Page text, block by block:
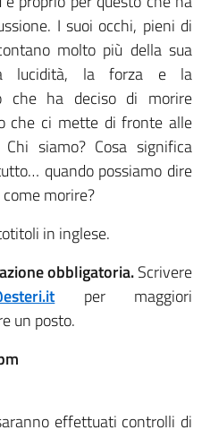
I suoi occhi, pieni di
molto più della sua
lucidità, la forza e la
che ha deciso di morire
che ci mette di fronte alle
siamo? Cosa significa
quando possiamo dire
morire?
in inglese.
obbligatoria.Scrivere
per maggiori
un posto.
effettuati controlli di